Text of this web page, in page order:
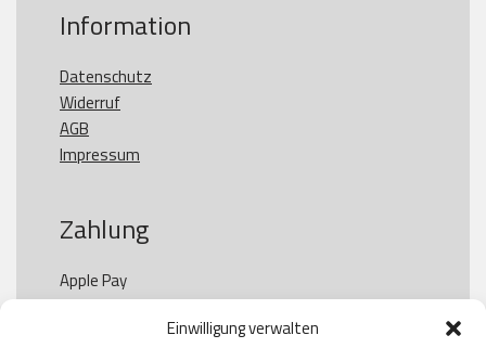
Einwilligung verwalten
Information
Datenschutz
Widerruf
AGB
Impressum
Zahlung
Apple Pay
Paypal